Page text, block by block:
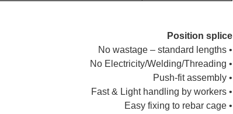
Position splice
• No wastage – standard lengths
• No Electricity/Welding/Threading
• Push-fit assembly
• Fast & Light handling by workers
• Easy fixing to rebar cage